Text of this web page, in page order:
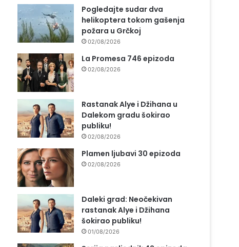
Pogledajte sudar dva
helikoptera tokom gašenja
požara u Grčkoj
02/08/2026
La Promesa 746 epizoda
02/08/2026
Rastanak Alye i Džihana u
Dalekom gradu šokirao
publiku!
02/08/2026
Plamen ljubavi 30 epizoda
02/08/2026
Daleki grad: Neočekivan
rastanak Alye i Džihana
šokirao publiku!
01/08/2026